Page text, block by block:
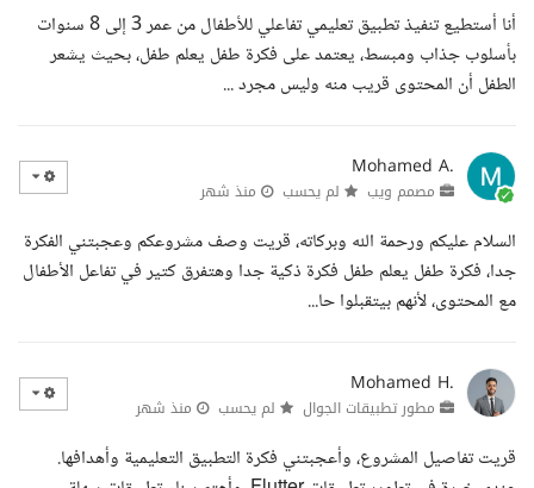
أنا أستطيع تنفيذ تطبيق تعليمي تفاعلي للأطفال من عمر 3 إلى 8 سنوات
بأسلوب جذاب ومبسط، يعتمد على فكرة طفل يعلم طفل، بحيث يشعر
الطفل أن المحتوى قريب منه وليس مجرد ...
Mohamed A.
مصمم ويب لم يحسب منذ شهر
السلام عليكم ورحمة الله وبركاته، قريت وصف مشروعكم وعجبتني الفكرة
جدا، فكرة طفل يعلم طفل فكرة ذكية جدا وهتفرق كتير في تفاعل الأطفال
مع المحتوى، لأنهم بيتقبلوا حا...
Mohamed H.
مطور تطبيقات الجوال لم يحسب منذ شهر
قريت تفاصيل المشروع، وأعجبتني فكرة التطبيق التعليمية وأهدافها.